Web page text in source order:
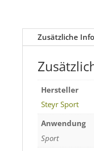
Menge
Zusätzliche
Hersteller
Steyr Sport
Anwendung
Sport